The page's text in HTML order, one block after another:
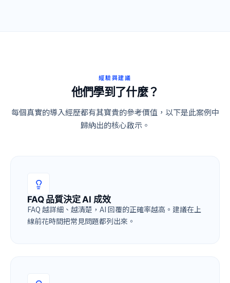
經驗與建議
他們學到了什麼？
每個真實的導入經歷都有其寶貴的參考價值，以下是此案例中
歸納出的核心啟示。
FAQ 品質決定 AI 成效
FAQ 越詳細、越清楚，AI 回覆的正確率越高。建議在上
線前花時間把常見問題都列出來。